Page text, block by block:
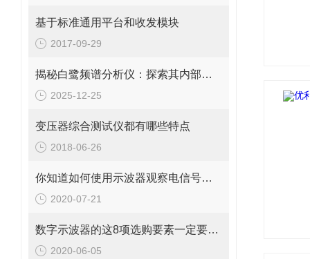
基于标准通用平台和收发模块
2017-09-29
揭秘白鹭频谱分析仪：探索其内部构造的奥秘
2025-12-25
变压器综合测试仪都有哪些特点
2018-06-26
你知道如何使用示波器观察电信号波形吗？
2020-07-21
数字示波器的这8项选购要素一定要牢记
2020-06-05